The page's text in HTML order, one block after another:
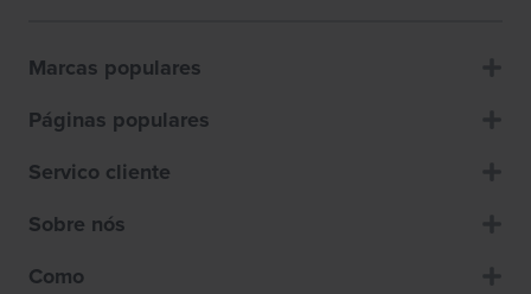
Marcas populares
Páginas populares
Servico cliente
Sobre nós
Como